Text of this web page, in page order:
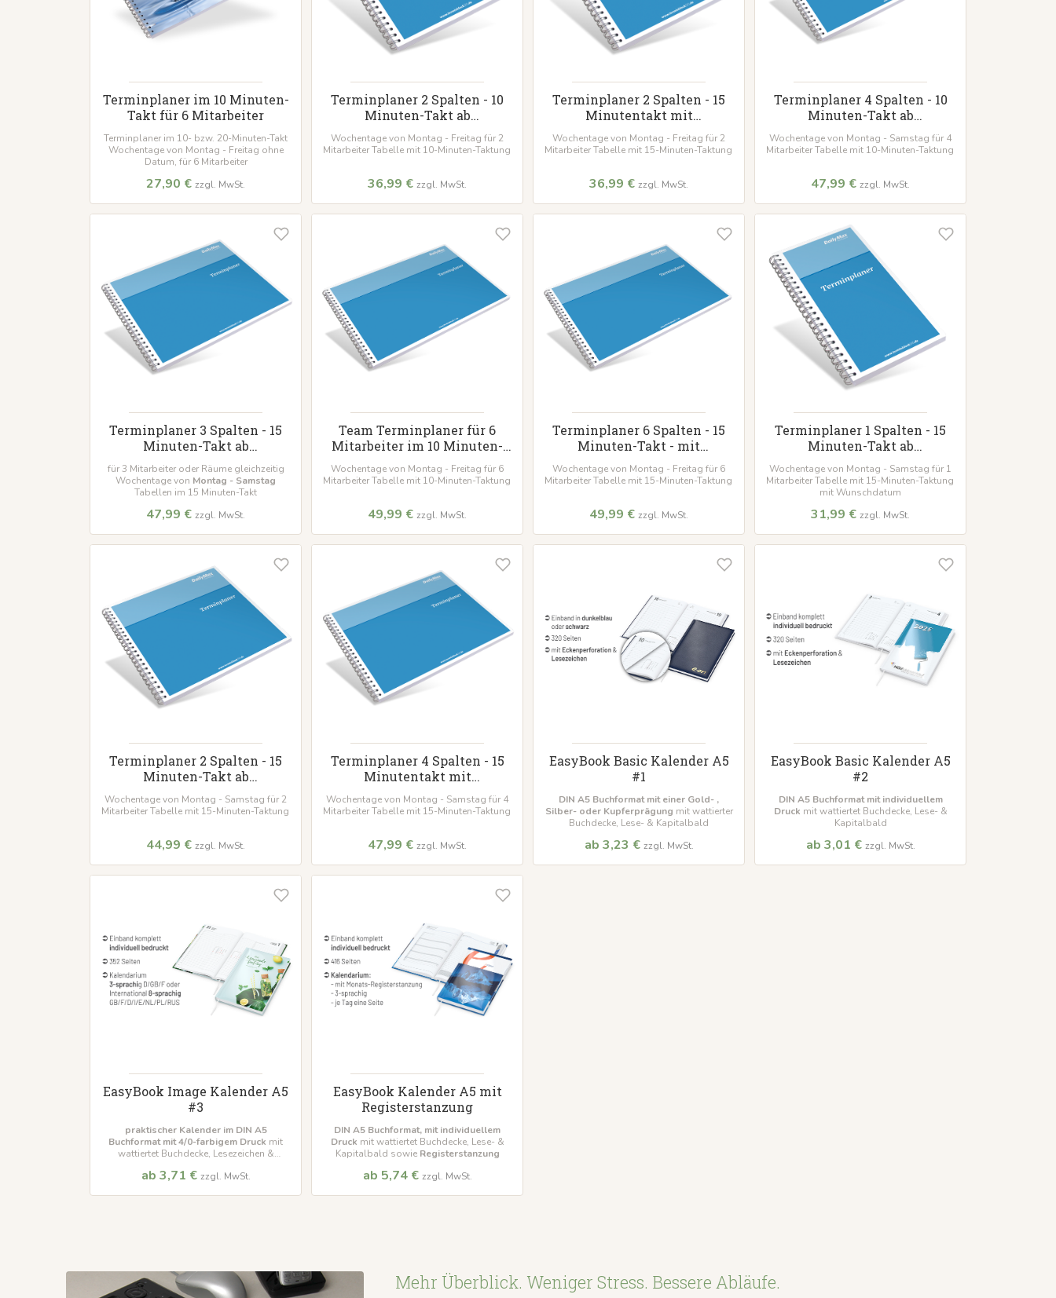
Terminplaner im 10 Minuten-
Takt für 6 Mitarbeiter
Terminplaner im 10- bzw. 20-Minuten-Takt
Wochentage von Montag - Freitag ohne
Datum, für 6 Mitarbeiter
27,90 € zzgl. MwSt.
Terminplaner 2 Spalten - 10
Minuten-Takt ab
Wunschdatum
Wochentage von Montag - Freitag für 2
Mitarbeiter Tabelle mit 10-Minuten-Taktung
36,99 € zzgl. MwSt.
Terminplaner 2 Spalten - 15
Minutentakt mit
Wunschdatum
Wochentage von Montag - Freitag für 2
Mitarbeiter Tabelle mit 15-Minuten-Taktung
36,99 € zzgl. MwSt.
Terminplaner 4 Spalten - 10
Minuten-Takt ab
Wunschdatum
Wochentage von Montag - Samstag für 4
Mitarbeiter Tabelle mit 10-Minuten-Taktung
47,99 € zzgl. MwSt.
Terminplaner 3 Spalten - 15
Minuten-Takt ab
Wunschdatum
für 3 Mitarbeiter oder Räume gleichzeitig
Wochentage von Montag - Samstag
Tabellen im 15 Minuten-Takt
47,99 € zzgl. MwSt.
Team Terminplaner für 6
Mitarbeiter im 10 Minuten-
Takt mit Wunschdatum
Wochentage von Montag - Freitag für 6
Mitarbeiter Tabelle mit 10-Minuten-Taktung
49,99 € zzgl. MwSt.
Terminplaner 6 Spalten - 15
Minuten-Takt - mit
Wunschdatum
Wochentage von Montag - Freitag für 6
Mitarbeiter Tabelle mit 15-Minuten-Taktung
49,99 € zzgl. MwSt.
Terminplaner 1 Spalten - 15
Minuten-Takt ab
Wunschdatum
Wochentage von Montag - Samstag für 1
Mitarbeiter Tabelle mit 15-Minuten-Taktung
mit Wunschdatum
31,99 € zzgl. MwSt.
Terminplaner 2 Spalten - 15
Minuten-Takt ab
Wunschdatum
Wochentage von Montag - Samstag für 2
Mitarbeiter Tabelle mit 15-Minuten-Taktung
44,99 € zzgl. MwSt.
Terminplaner 4 Spalten - 15
Minutentakt mit
Wunschdatum
Wochentage von Montag - Samstag für 4
Mitarbeiter Tabelle mit 15-Minuten-Taktung
47,99 € zzgl. MwSt.
EasyBook Basic Kalender A5
#1
DIN A5 Buchformat mit einer Gold- ,
Silber- oder Kupferprägung mit wattierter
Buchdecke, Lese- & Kapitalbald
ab 3,23 € zzgl. MwSt.
EasyBook Basic Kalender A5
#2
DIN A5 Buchformatmit individuellem
Druck mit wattiertet Buchdecke, Lese- &
Kapitalbald
ab 3,01 € zzgl. MwSt.
EasyBook Image Kalender A5
#3
praktischer Kalender im DIN A5
Buchformat mit 4/0-farbigem Druck mit
wattiertet Buchdecke, Lesezeichen &
ab 3,71 € zzgl. MwSt.
EasyBook Kalender A5 mit
Registerstanzung
DIN A5 Buchformat, mit individuellem
Druck mit wattiertet Buchdecke, Lese- &
Kapitalbald sowie Registerstanzung
ab 5,74 € zzgl. MwSt.
Mehr Überblick. Weniger Stress. Bessere Abläufe.